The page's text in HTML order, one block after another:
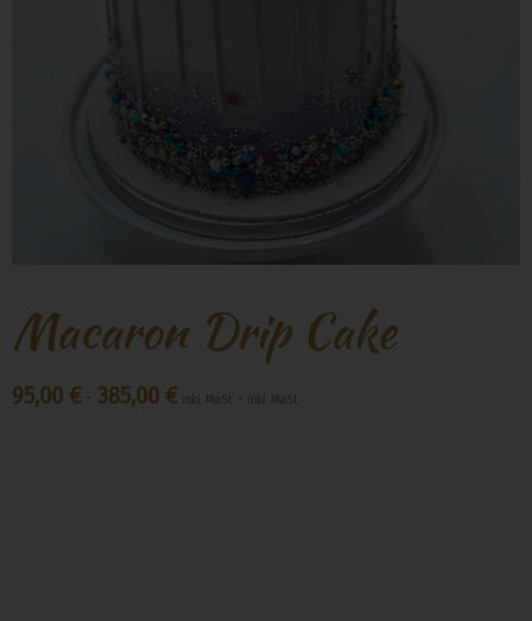
Macaron Drip Cake
95,00 € - 385,00 € inkl. MwSt. inkl. MwSt.